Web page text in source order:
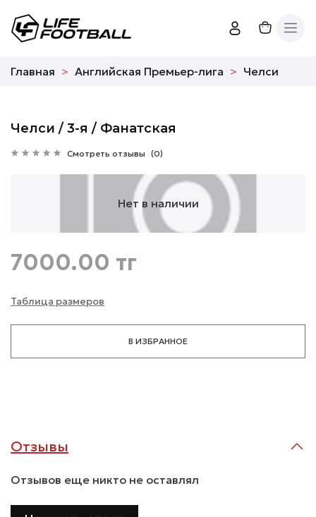
Главная Английская Премьер-лига Челси
Нет в наличии
Челси / 3-я / Фанатская
Смотреть отзывы (0)
Таблица размеров
7000.00 тг
В ИЗБРАННОЕ
Отзывы
Отзывов еще никто не оставлял